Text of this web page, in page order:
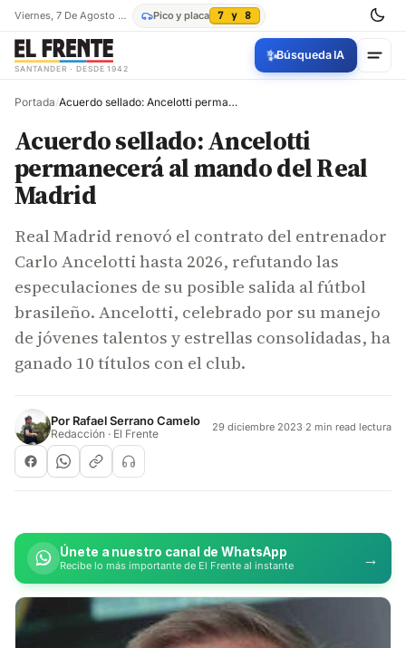
Viernes, 7 De Agosto De 2026 Pico y placa 7 y 8
SANTANDER · DESDE 1942
✨Búsqueda IA
Portada/ Acuerdo sellado: Ancelotti permanecerá al mando del Real Madrid
Acuerdo sellado: Ancelotti
permanecerá al mando del Real
Madrid
Real Madrid renovó el contrato del entrenador
Carlo Ancelotti hasta 2026, refutando las
especulaciones de su posible salida al fútbol
brasileño. Ancelotti, celebrado por su manejo
de jóvenes talentos y estrellas consolidadas, ha
ganado 10 títulos con el club.
Por Rafael Serrano Camelo
Redacción · El Frente 29 diciembre 2023·2 min read lectura
Únete a nuestro canal de WhatsApp
Recibe lo más importante de El Frente al instante →